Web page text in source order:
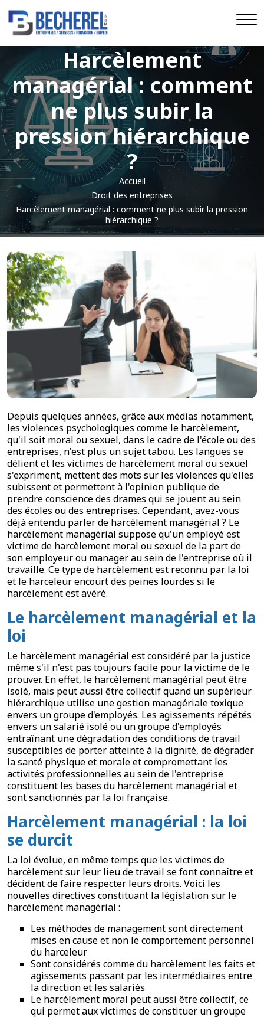
Harcèlement
managérial : comment
ne plus subir la
pression hiérarchique
?
Accueil
Droit des entreprises
Harcèlement managérial : comment ne plus subir la pression
hiérarchique ?
Depuis quelques années, grâce aux médias notamment,
les violences psychologiques comme le harcèlement,
qu'il soit moral ou sexuel, dans le cadre de l'école ou des
entreprises, n'est plus un sujet tabou. Les langues se
délient et les victimes de harcèlement moral ou sexuel
s'expriment, mettent des mots sur les violences qu'elles
subissent et permettent à l'opinion publique de
prendre conscience des drames qui se jouent au sein
des écoles ou des entreprises. Cependant, avez-vous
déjà entendu parler de harcèlement managérial ? Le
harcèlement managérial suppose qu'un employé est
victime de harcèlement moral ou sexuel de la part de
son employeur ou manager au sein de l'entreprise où il
travaille. Ce type de harcèlement est reconnu par la loi
et le harceleur encourt des peines lourdes si le
harcèlement est avéré.
Le harcèlement managérial et la
loi
Le harcèlement managérial est considéré par la justice
même s'il n'est pas toujours facile pour la victime de le
prouver. En effet, le harcèlement managérial peut être
isolé, mais peut aussi être collectif quand un supérieur
hiérarchique utilise une gestion managériale toxique
envers un groupe d'employés. Les agissements répétés
envers un salarié isolé ou un groupe d'employés
entraînant une dégradation des conditions de travail
susceptibles de porter atteinte à la dignité, de dégrader
la santé physique et morale et compromettant les
activités professionnelles au sein de l'entreprise
constituent les bases du harcèlement managérial et
sont sanctionnés par la loi française.
Harcèlement managérial : la loi
se durcit
La loi évolue, en même temps que les victimes de
harcèlement sur leur lieu de travail se font connaître et
décident de faire respecter leurs droits. Voici les
nouvelles directives constituant la législation sur le
harcèlement managérial :
Les méthodes de management sont directement
mises en cause et non le comportement personnel
du harceleur
Sont considérés comme du harcèlement les faits et
agissements passant par les intermédiaires entre
la direction et les salariés
Le harcèlement moral peut aussi être collectif, ce
qui permet aux victimes de constituer un groupe